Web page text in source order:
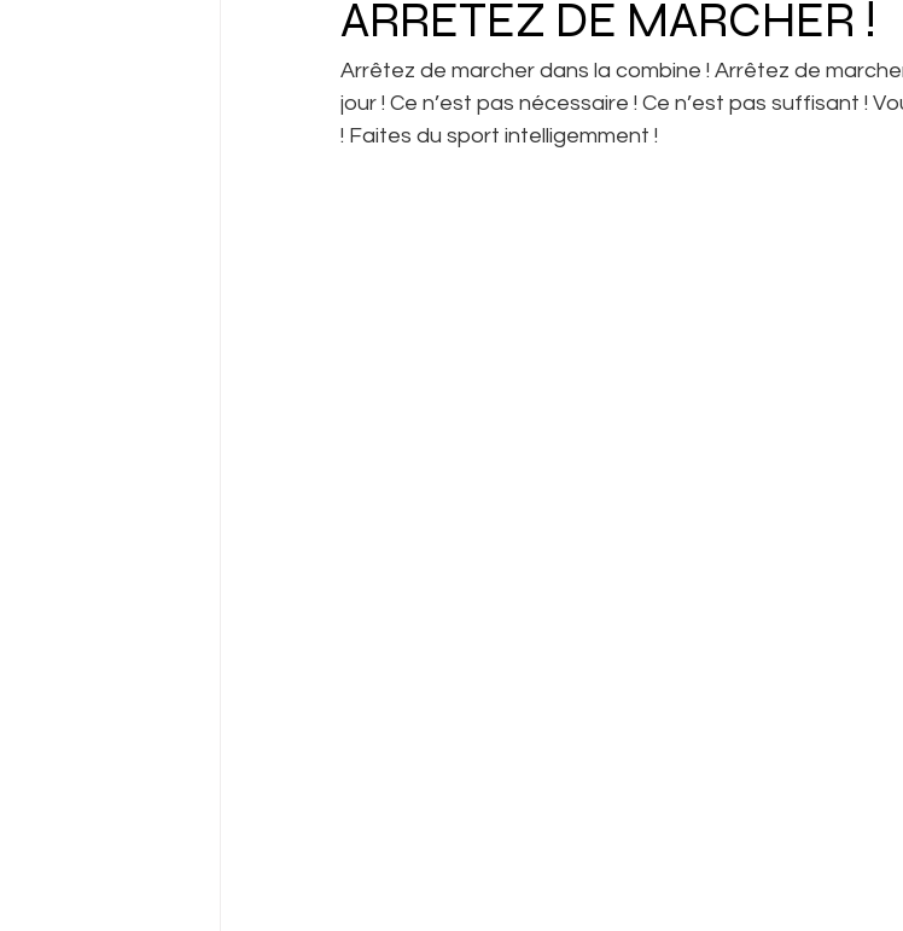
ARRETEZ DE MARCHER !
Arrêtez de marcher dans la combine ! Arrêtez de
jour ! Ce n’est pas nécessaire ! Ce n’est pas suffisant !
! Faites du sport intelligemment !